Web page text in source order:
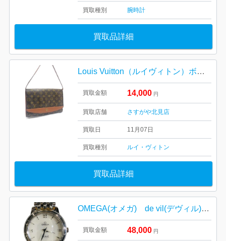
買取種別 腕時計
買取品詳細
Louis Vuitton（ルイヴィトン）ボルドー
買取金額 14,000 円
買取店舗 さすがや北見店
買取日 11月07日
買取種別 ルイ・ヴィトン
買取品詳細
OMEGA(オメガ) de vil(デヴィル) プレステージ
買取金額 48,000 円